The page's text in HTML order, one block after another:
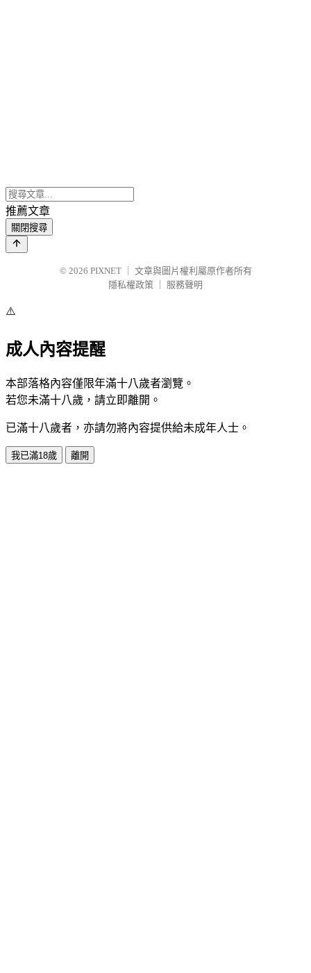
推薦文章
關閉搜尋
© 2026 PIXNET
文章與圖片權利屬原作者所有
隱私權政策
服務聲明
⚠️
成人內容提醒
本部落格內容僅限年滿十八歲者瀏覽。
若您未滿十八歲，請立即離開。
已滿十八歲者，亦請勿將內容提供給未成年人士。
我已滿18歲 離開